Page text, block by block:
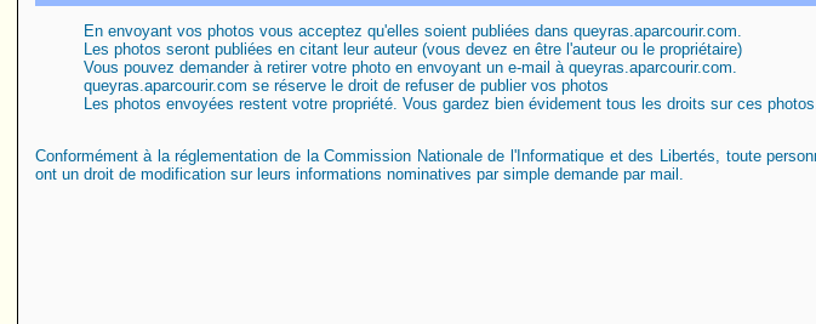
En envoyant vos photos vous acceptez qu'elles soient publiées dans queyras.aparcourir.com.
Les photos seront publiées en citant leur auteur (vous devez en être l'auteur ou le propriétaire)
Vous pouvez demander à retirer votre photo en envoyant un e-mail à queyras.aparcourir.com.
queyras.aparcourir.com se réserve le droit de refuser de publier vos photos
Les photos envoyées restent votre propriété. Vous gardez bien évidement tous les droits sur ces
Conformément à la réglementation de la Commission Nationale de l'Informatique et des Libertés, toute
ont un droit de modification sur leurs informations nominatives par simple demande par mail.